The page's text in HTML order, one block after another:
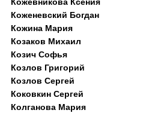
Коженевский Богдан
Кожина Мария
Козаков Михаил
Козич Софья
Козлов Григорий
Козлов Сергей
Коковкин Сергей
Колганова Мария